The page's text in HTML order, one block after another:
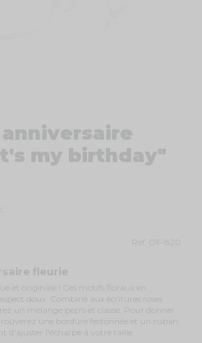
my birthday"
Ref. DF-820
fleurie
et originale ! Ces motifs floraux en
doux. Combiné aux écritures roses
un mélange pep's et classe. Pour donner
une bordure festonnée et un ruban
d'ajuster l'écharpe à votre taille.